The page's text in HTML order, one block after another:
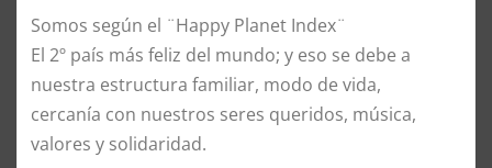
Somos según el ¨Happy Planet Index¨
El 2º país más feliz del mundo; y eso se debe a
nuestra estructura familiar, modo de vida,
cercanía con nuestros seres queridos, música,
valores y solidaridad.